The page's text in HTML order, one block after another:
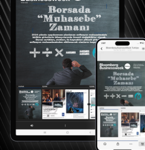
Alaton’un Mirası ve Geleceğin
Liderliği
İshak Alaton’un lüzumsuz
adam olma öğüdünden önce,
ilk kitabın adının Lüzumlu
adam olduğunun ve Lüzumsuz
Adam kitabına göre daha ince
olduğunun da altını çizmek
isterim. Bu iki kitap sadece iş